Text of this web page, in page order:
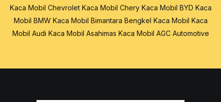
Kaca Mobil Chevrolet Kaca Mobil Chery Kaca Mobil BYD Kaca
Mobil BMW Kaca Mobil Bimantara Bengkel Kaca Mobil Kaca
Mobil Audi Kaca Mobil Asahimas Kaca Mobil AGC Automotive